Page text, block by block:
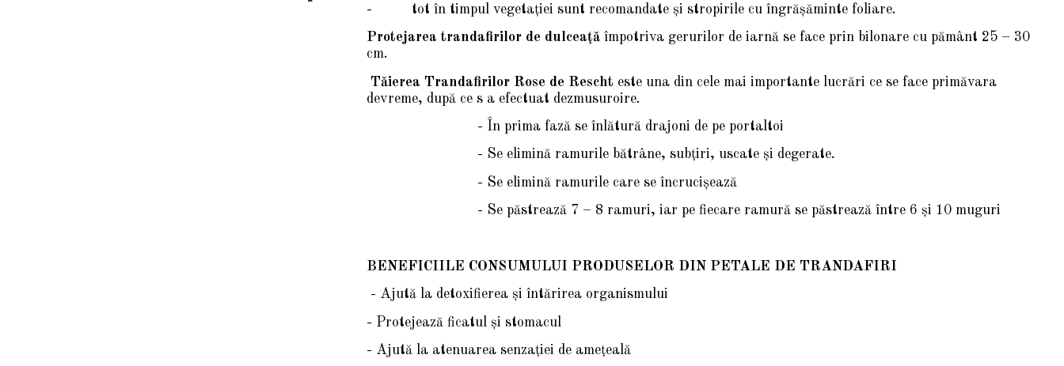
-
tot în timpul vegetaţiei sunt recomandate şi stropirile cu îngrăşăminte foliare.
Protejarea trandafirilor de dulceaţăîmpotriva gerurilor de iarnă se face prin bilonare cu pământ 25 – 30
cm.
Tăierea Trandafirilor Rose de Rescht este una din cele mai importante lucrări ce se face primăvara
devreme, după ce s a efectuat dezmusuroire.
- În prima fază se înlătură drajoni de pe portaltoi
- Se elimină ramurile bătrâne, subţiri, uscate şi degerate.
- Se elimină ramurile care se încrucişează
- Se păstrează 7 – 8 ramuri, iar pe fiecare ramură se păstrează între 6 şi 10 muguri
BENEFICIILE CONSUMULUI PRODUSELOR DIN PETALE DE TRANDAFIRI
- Ajută la detoxifierea şi întărirea organismului
- Protejează ficatul şi stomacul
- Ajută la atenuarea senzaţiei de ameţeală